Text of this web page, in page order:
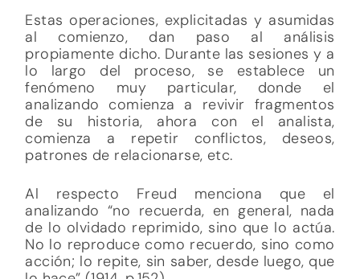
Estas operaciones, explicitadas y asumidas
al comienzo, dan paso al análisis
propiamente dicho. Durante las sesiones y a
lo largo del proceso, se establece un
fenómeno muy particular, donde el
analizando comienza a revivir fragmentos
de su historia, ahora con el analista,
comienza a repetir conflictos, deseos,
patrones de relacionarse, etc.
Al respecto Freud menciona que el
analizando “no recuerda, en general, nada
de lo olvidado reprimido, sino que lo actúa.
No lo reproduce como recuerdo, sino como
acción; lo repite, sin saber, desde luego, que